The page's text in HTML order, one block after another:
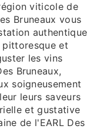
viticole de
Bruneaux vous
authentique
pittoresque et
les vins
Bruneaux,
soigneusement
leurs saveurs
et gustative
de l'EARL Des